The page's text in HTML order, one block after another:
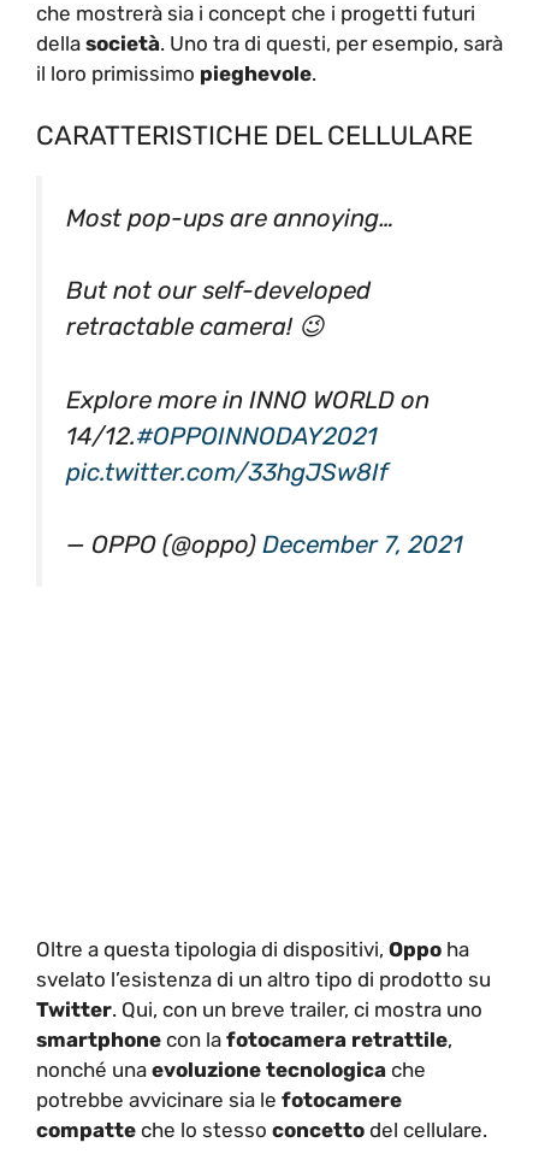
che mostrerà sia i concept che i progetti futuri
della società. Uno tra di questi, per esempio, sarà
il loro primissimo pieghevole.
CARATTERISTICHE DEL CELLULARE
Most pop-ups are annoying…
But not our self-developed
retractable camera! 😉
Explore more in INNO WORLD on
14/12.#OPPOINNODAY2021
pic.twitter.com/33hgJSw8If
— OPPO (@oppo) December 7, 2021
Oltre a questa tipologia di dispositivi, Oppo ha
svelato l’esistenza di un altro tipo di prodotto su
Twitter. Qui, con un breve trailer, ci mostra uno
smartphone con la fotocamera retrattile,
nonché una evoluzione tecnologica che
potrebbe avvicinare sia le fotocamere
compatte che lo stesso concetto del cellulare.